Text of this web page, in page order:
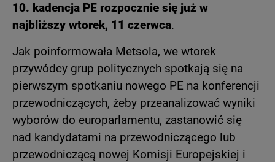
10. kadencja PE rozpocznie się już w
najbliższy wtorek, 11 czerwca.
Jak poinformowała Metsola, we wtorek
przywódcy grup politycznych spotkają się na
pierwszym spotkaniu nowego PE na konferencji
przewodniczących, żeby przeanalizować wyniki
wyborów do europarlamentu, zastanowić się
nad kandydatami na przewodniczącego lub
przewodniczącą nowej Komisji Europejskiej i